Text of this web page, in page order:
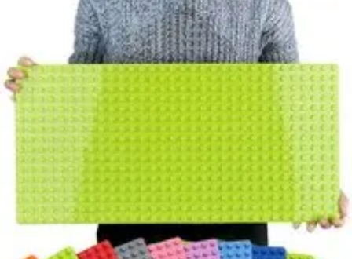
Projekty na Dom
Projektowanie wnętrzInspiracjeBudowa i materiałyPorady
dotyczące projektówTrendy
Projekty na Dom